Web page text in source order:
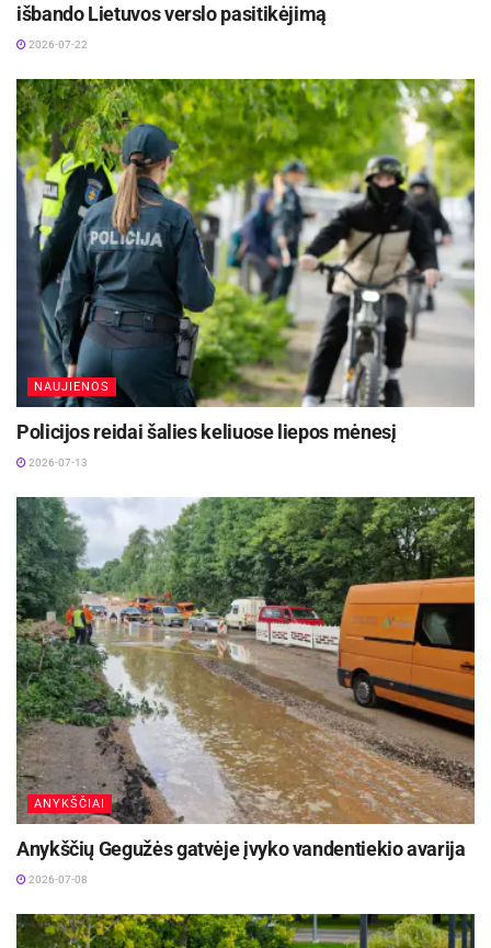
išbando Lietuvos verslo pasitikėjimą
2026-07-22
NAUJIENOS
Policijos reidai šalies keliuose liepos mėnesį
2026-07-13
ANYKŠČIAI
Anykščių Gegužės gatvėje įvyko vandentiekio avarija
2026-07-08